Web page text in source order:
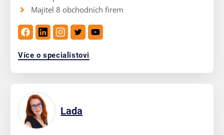
Majitel 8 obchodních firem
Více o specialistovi
Lada